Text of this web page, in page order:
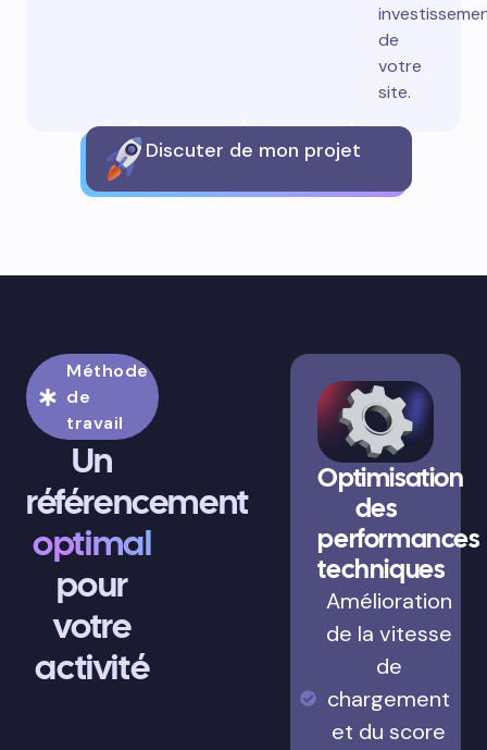
de
votre
site.
Discuter de mon projet
Méthode
de
travail
Un
référencement
optimal
pour
votre
activité
Optimisation
des
performances
techniques
Amélioration
de la vitesse
de
chargement
et du score